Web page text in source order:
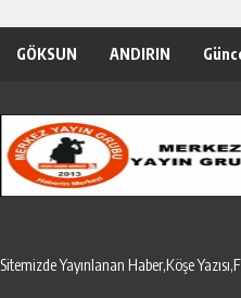
GÖKSUN ANDIRIN
Sitemizde Yayınlanan Haber,Köşe